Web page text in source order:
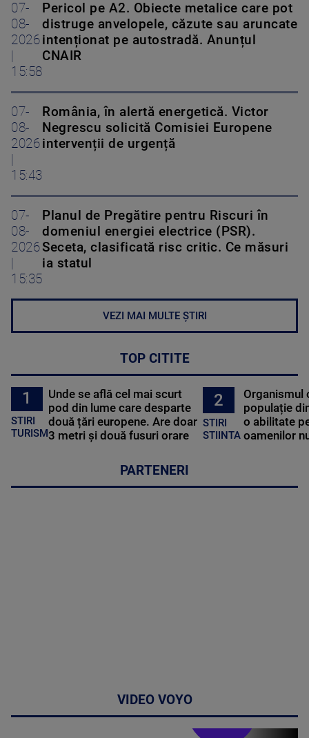
07-
08-
2026
15:58
Pericol pe A2. Obiecte metalice care pot
distruge anvelopele, căzute sau aruncate
intenționat pe autostradă. Anunțul
CNAIR
07-
08-
2026
15:43
România, în alertă energetică. Victor
Negrescu solicită Comisiei Europene
intervenții de urgență
07-
08-
2026
15:35
Planul de Pregătire pentru Riscuri în
domeniul energiei electrice (PSR).
Seceta, clasificată risc critic. Ce măsuri
ia statul
VEZI MAI MULTE ȘTIRI
TOP CITITE
1
STIRI
TURISM
Unde se află cel mai scurt
pod din lume care desparte
două țări europene. Are doar
3 metri și două fusuri orare
2
STIRI
STIINTA
Organismul
populație
o abilitate
oamenilor
PARTENERI
VIDEO VOYO